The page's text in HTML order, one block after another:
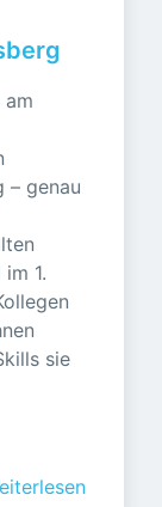
am
– genau
1.
sie